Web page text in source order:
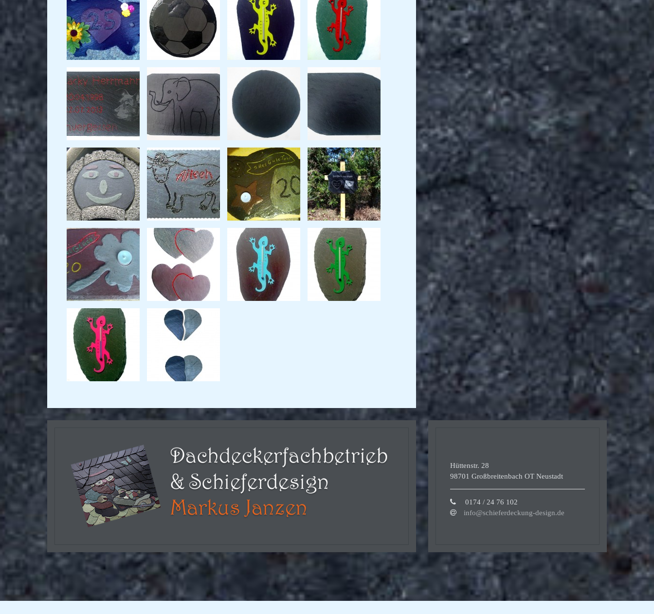
Hüttenstr. 28
98701 Großbreitenbach OT Neustadt
0174 / 24 76 102
info@schieferdeckung-design.de